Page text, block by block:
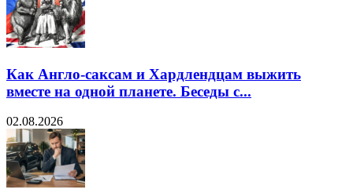
Как Англо-саксам и Хардлендцам выжить
вместе на одной планете. Беседы с...
02.08.2026